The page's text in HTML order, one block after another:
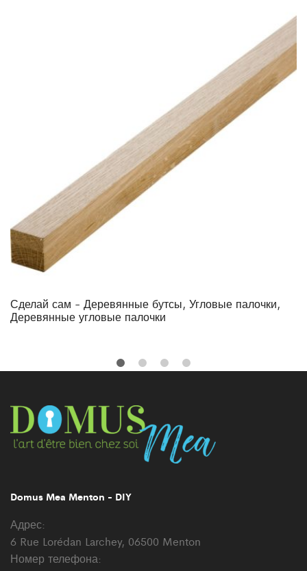
Сделай сам - Деревянные бутсы, Угловые палочки,
Деревянные угловые палочки
Domus Mea Menton - DIY
Адрес:
6 Rue Lorédan Larchey, 06500 Menton
Номер телефона: